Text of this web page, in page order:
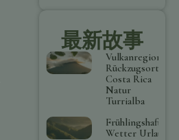
最新故事
Vulkanregion
Rückzugsort
Costa Rica
Natur
Turrialba
Frühlingshaftes
Wetter Urlaub